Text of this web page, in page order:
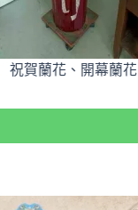
祝賀蘭花、開幕蘭花